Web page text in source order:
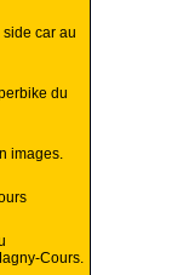
car au
du
images.
Cours.